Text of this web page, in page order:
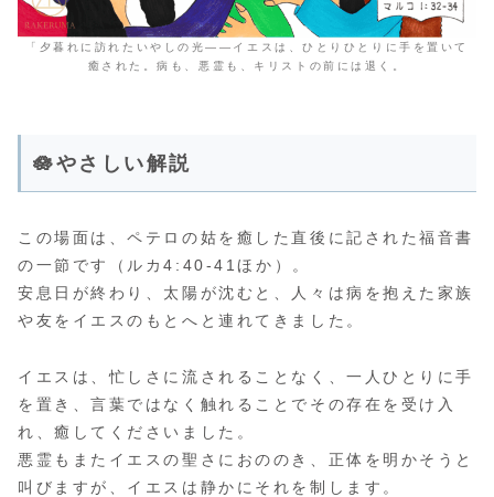
「夕暮れに訪れたいやしの光――イエスは、ひとりひとりに手を置いて
癒された。病も、悪霊も、キリストの前には退く。
🪷やさしい解説
この場面は、ペテロの姑を癒した直後に記された福音書
の一節です（ルカ4:40-41ほか）。
安息日が終わり、太陽が沈むと、人々は病を抱えた家族
や友をイエスのもとへと連れてきました。
イエスは、忙しさに流されることなく、一人ひとりに手
を置き、言葉ではなく触れることでその存在を受け入
れ、癒してくださいました。
悪霊もまたイエスの聖さにおののき、正体を明かそうと
叫びますが、イエスは静かにそれを制します。